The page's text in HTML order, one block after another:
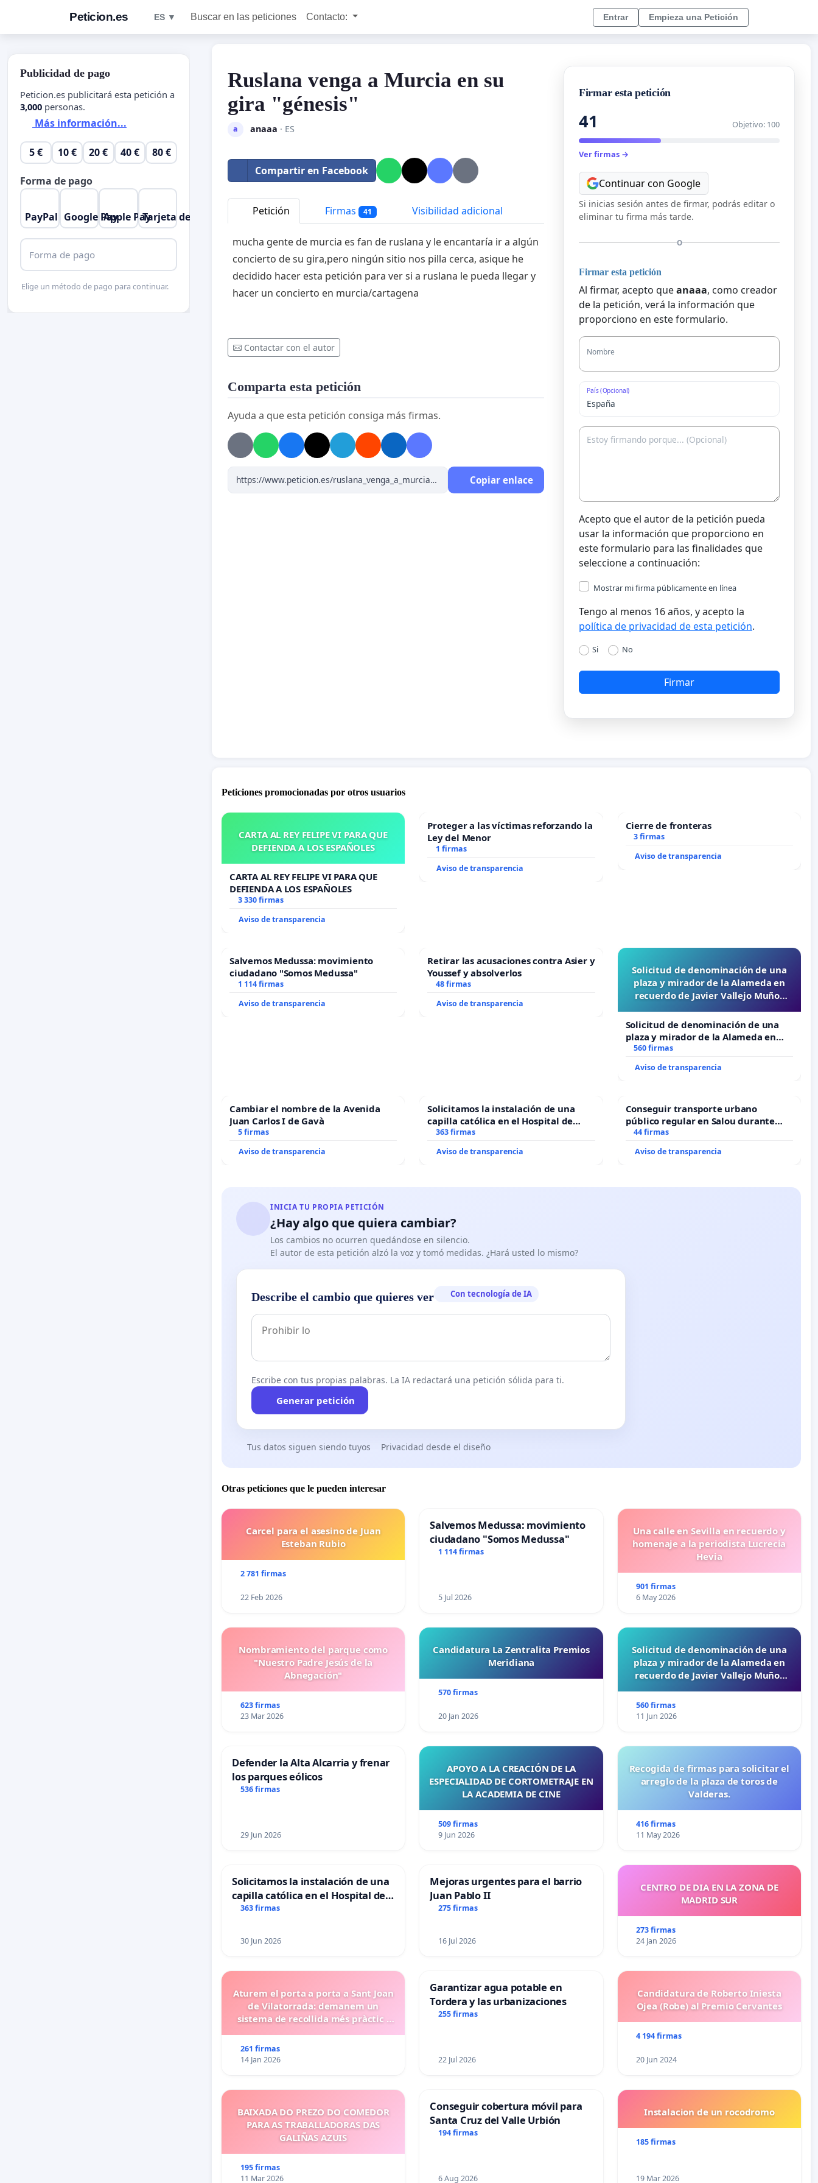
Peticion.es ES ▼ Buscar en las peticiones Contacto: Entrar Empieza una Petición
Ruslana venga a Murcia en su
gira "génesis"
a anaaa · ES
Compartir en Facebook
Petición Firmas 41 Visibilidad adicional
mucha gente de murcia es fan de ruslana y le encantaría ir a algún
concierto de su gira,pero ningún sitio nos pilla cerca, asique he
decidido hacer esta petición para ver si a ruslana le pueda llegar y
hacer un concierto en murcia/cartagena
Contactar con el autor
Comparta esta petición
Ayuda a que esta petición consiga más firmas.
Copiar enlace
Firmar esta petición
41 Objetivo: 100
Ver firmas →
Continuar con Google
Si inicias sesión antes de firmar, podrás editar o
eliminar tu firma más tarde.
O
Firmar esta petición
Al firmar, acepto queanaaa, como creador
de la petición, verá la información que
proporciono en este formulario.
Nombre
País (Opcional)
Acepto que el autor de la petición pueda
usar la información que proporciono en
este formulario para las finalidades que
seleccione a continuación:
Mostrar mi firma públicamente en línea
Tengo al menos 16 años, y acepto la
política de privacidad de esta petición.
Si No
Firmar
Peticiones promocionadas por otros usuarios
CARTA AL REY FELIPE VI PARA QUE
DEFIENDA A LOS ESPAÑOLES
CARTA AL REY FELIPE VI PARA QUE
DEFIENDA A LOS ESPAÑOLES
3 330 firmas
Aviso de transparencia
Proteger a las víctimas reforzando la
Ley del Menor
1 firmas
Aviso de transparencia
Cierre de fronteras
3 firmas
Aviso de transparencia
Salvemos Medussa: movimiento
ciudadano "Somos Medussa"
1 114 firmas
Aviso de transparencia
Retirar las acusaciones contra Asier y
Youssef y absolverlos
48 firmas
Aviso de transparencia
Solicitud de denominación de una
plaza y mirador de la Alameda en
recuerdo de Javier Vallejo Muñoz
Solicitud de denominación de una
plaza y mirador de la Alameda en
recuerdo de Javier Vallejo Muñoz
“Mazinger”
560 firmas
Aviso de transparencia
Cambiar el nombre de la Avenida
Juan Carlos I de Gavà
5 firmas
Aviso de transparencia
Solicitamos la instalación de una
capilla católica en el Hospital de
Alcañiz
363 firmas
Aviso de transparencia
Conseguir transporte urbano
público regular en Salou durante
todo el año
44 firmas
Aviso de transparencia
INICIA TU PROPIA PETICIÓN
¿Hay algo que quiera cambiar?
Los cambios no ocurren quedándose en silencio.
El autor de esta petición alzó la voz y tomó medidas. ¿Hará usted lo mismo?
Describe el cambio que quieres ver Con tecnología de IA
Escribe con tus propias palabras. La IA redactará una petición sólida para ti.
Generar petición
Tus datos siguen siendo tuyos Privacidad desde el diseño
Otras peticiones que le pueden interesar
Carcel para el asesino de Juan
Esteban Rubio
2 781 firmas
22 Feb 2026
Salvemos Medussa: movimiento
ciudadano "Somos Medussa"
1 114 firmas
5 Jul 2026
Una calle en Sevilla en recuerdo y
homenaje a la periodista Lucrecia
Hevia
901 firmas
6 May 2026
Nombramiento del parque como
"Nuestro Padre Jesús de la
Abnegación"
623 firmas
23 Mar 2026
Candidatura La Zentralita Premios
Meridiana
570 firmas
20 Jan 2026
Solicitud de denominación de una
plaza y mirador de la Alameda en
recuerdo de Javier Vallejo Muñoz
560 firmas
11 Jun 2026
Defender la Alta Alcarria y frenar
los parques eólicos
536 firmas
29 Jun 2026
APOYO A LA CREACIÓN DE LA
ESPECIALIDAD DE CORTOMETRAJE EN
LA ACADEMIA DE CINE
509 firmas
9 Jun 2026
Recogida de firmas para solicitar el
arreglo de la plaza de toros de
Valderas.
416 firmas
11 May 2026
Solicitamos la instalación de una
capilla católica en el Hospital de
Alcañiz
363 firmas
30 Jun 2026
Mejoras urgentes para el barrio
Juan Pablo II
275 firmas
16 Jul 2026
CENTRO DE DIA EN LA ZONA DE
MADRID SUR
273 firmas
24 Jan 2026
Aturem el porta a porta a Sant Joan
de Vilatorrada: demanem un
sistema de recollida més pràctic i
261 firmas
14 Jan 2026
Garantizar agua potable en
Tordera y las urbanizaciones
255 firmas
22 Jul 2026
Candidatura de Roberto Iniesta
Ojea (Robe) al Premio Cervantes
4 194 firmas
20 Jun 2024
BAIXADA DO PREZO DO COMEDOR
PARA AS TRABALLADORAS DAS
GALIÑAS AZUIS
195 firmas
11 Mar 2026
Conseguir cobertura móvil para
Santa Cruz del Valle Urbión
194 firmas
6 Aug 2026
Instalacion de un rocodromo
185 firmas
19 Mar 2026
Publicidad de pago
Peticion.es publicitará esta petición a
3,000 personas.
Más información...
5 € 10 € 20 € 40 € 80 €
Forma de pago
PayPal Google PayApple PayTarjeta de crédito
Forma de pago
Elige un método de pago para continuar.